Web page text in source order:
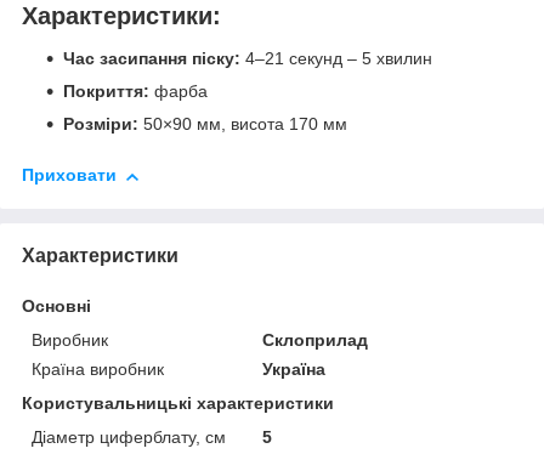
Характеристики:
Час засипання піску: 4–21 секунд – 5 хвилин
Покриття: фарба
Розміри: 50×90 мм, висота 170 мм
Приховати
Характеристики
Основні
Виробник
Склоприлад
Країна виробник
Україна
Користувальницькі характеристики
Діаметр циферблату, см
5